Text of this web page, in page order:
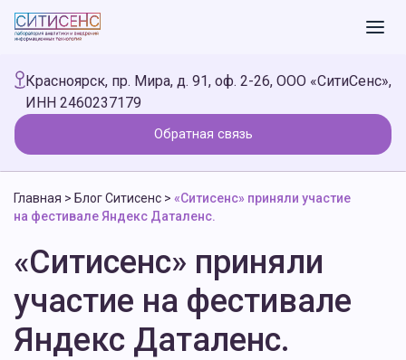
Красноярск, пр. Мира, д. 91, оф. 2-26, ООО «СитиСенс»,
ИНН 2460237179
Обратная связь
Главная > Блог Ситисенс > «Ситисенс» приняли участие
на фестивале Яндекс Даталенс.
«Ситисенс» приняли
участие на фестивале
Яндекс Даталенс.